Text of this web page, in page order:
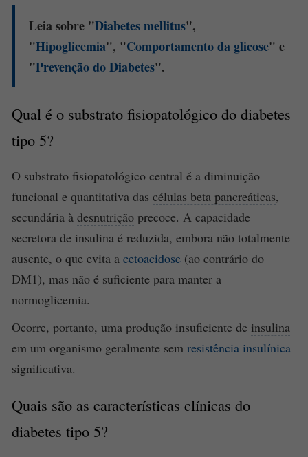
Leia sobre "Diabetes mellitus",
"Hipoglicemia", "Comportamento daglicose" e
"Prevenção doDiabetes".
Qual é o substrato fisiopatológico do diabetes
tipo 5?
O substrato fisiopatológico central é a diminuição
funcional e quantitativa das células beta pancreáticas,
secundária à desnutrição precoce. A capacidade
secretora de insulina é reduzida, embora não totalmente
ausente, o que evita a cetoacidose (ao contrário do
DM1), mas não é suficiente para manter a
normoglicemia.
Ocorre, portanto, uma produção insuficiente de insulina
em um organismo geralmente sem resistência insulínica
significativa.
Quais são as características clínicas do
diabetes tipo 5?